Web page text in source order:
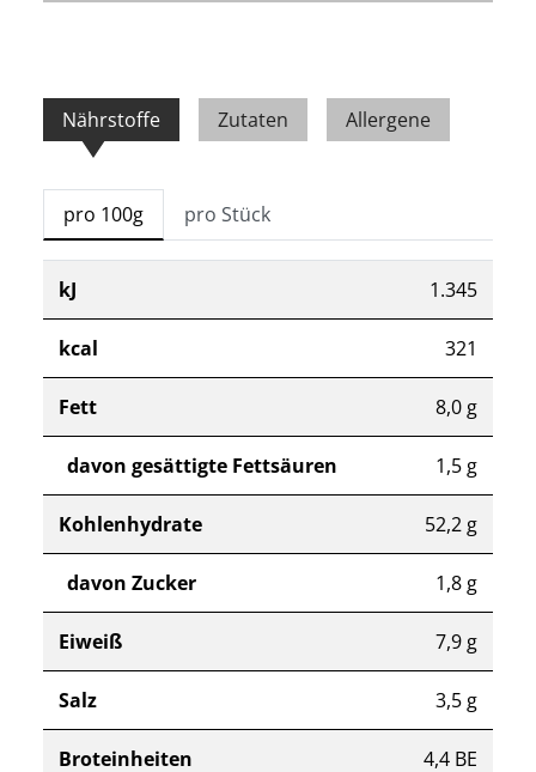
Nährstoffe Zutaten Allergene
pro 100g pro Stück
kJ 1.345
kcal 321
Fett 8,0 g
davon gesättigte Fettsäuren 1,5 g
Kohlenhydrate 52,2 g
davon Zucker 1,8 g
Eiweiß 7,9 g
Salz 3,5 g
Broteinheiten 4,4 BE